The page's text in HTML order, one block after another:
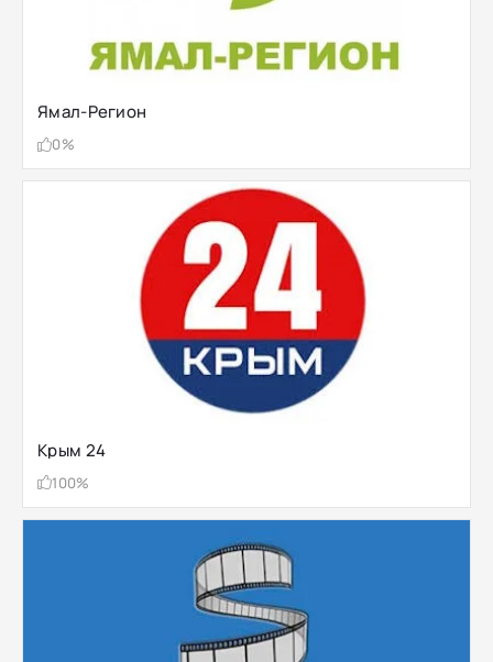
Ямал-Регион
0%
Крым 24
100%